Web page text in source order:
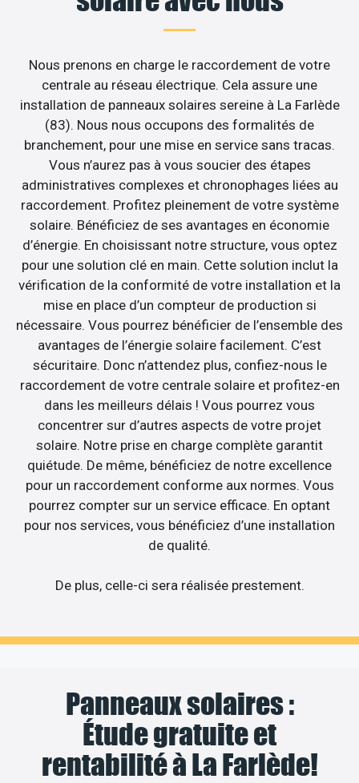
Nous prenons en charge le raccordement de votre
centrale au réseau électrique. Cela assure une
installation de panneaux solaires sereine à La Farlède
(83). Nous nous occupons des formalités de
branchement, pour une mise en service sans tracas.
Vous n’aurez pas à vous soucier des étapes
administratives complexes et chronophages liées au
raccordement. Profitez pleinement de votre système
solaire. Bénéficiez de ses avantages en économie
d’énergie. En choisissant notre structure, vous optez
pour une solution clé en main. Cette solution inclut la
vérification de la conformité de votre installation et la
mise en place d’un compteur de production si
nécessaire. Vous pourrez bénéficier de l’ensemble des
avantages de l’énergie solaire facilement. C’est
sécuritaire. Donc n’attendez plus, confiez-nous le
raccordement de votre centrale solaire et profitez-en
dans les meilleurs délais ! Vous pourrez vous
concentrer sur d’autres aspects de votre projet
solaire. Notre prise en charge complète garantit
quiétude. De même, bénéficiez de notre excellence
pour un raccordement conforme aux normes. Vous
pourrez compter sur un service efficace. En optant
pour nos services, vous bénéficiez d’une installation
de qualité.
De plus, celle-ci sera réalisée prestement.
Panneaux solaires :
Étude gratuite et
rentabilité à La Farlède!